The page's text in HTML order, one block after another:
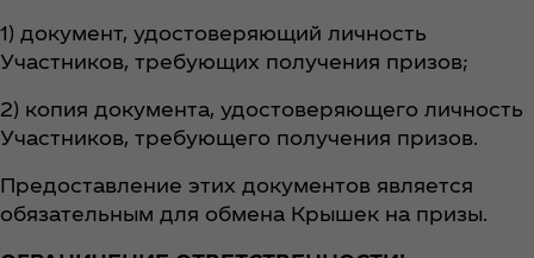
1) документ, удостоверяющий личность
Участников, требующих получения призов;
2) копия документа, удостоверяющего личность
Участников, требующего получения призов.
Предоставление этих документов является
обязательным для обмена Крышек на призы.